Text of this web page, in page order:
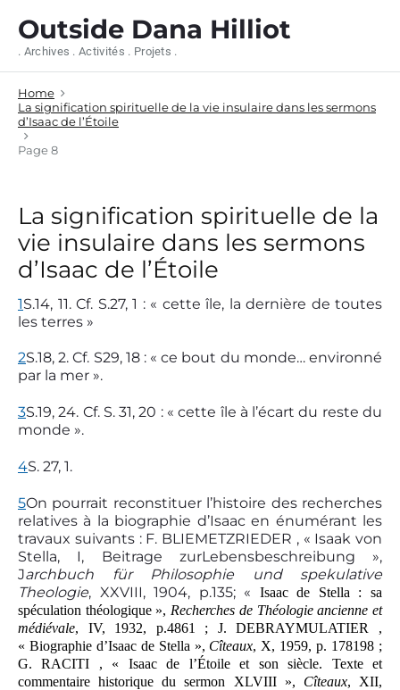
Outside Dana Hilliot
. Archives . Activités . Projets .
Home
La signification spirituelle de la vie insulaire dans les sermons
d’Isaac de l’Étoile
Page 8
La signification spirituelle de la
vie insulaire dans les sermons
d’Isaac de l’Étoile
1S.14, 11. Cf. S.27, 1 : « cette île, la dernière de toutes
les terres »
2S.18, 2. Cf. S29, 18 : « ce bout du monde… environné
par la mer ».
3S.19, 24. Cf. S. 31, 20 : « cette île à l’écart du reste du
monde ».
4S. 27, 1.
5On pourrait reconstituer l’histoire des recherches
relatives à la biographie d’Isaac en énumérant les
travaux suivants : F. BLIEMETZRIEDER , « Isaak von
Stella, I, Beitrage zurLebensbeschreibung »,
Jarchbuch für Philosophie und spekulative
Theologie, XXVIII, 1904, p.1­35; « Isaac de Stella : sa
spéculation théologique », Recherches de Théologie ancienne et
médiévale, IV, 1932, p.48­61 ; J. DEBRAY­MULATIER ,
« Biographie d’Isaac de Stella », Cîteaux, X, 1959, p. 178­198 ;
G. RACITI , « Isaac de l’Étoile et son siècle. Texte et
commentaire historique du sermon XLVIII », Cîteaux, XII,